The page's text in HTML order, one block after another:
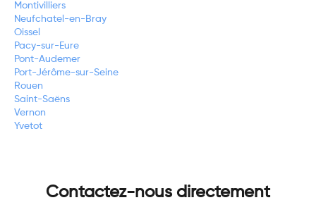
Montivilliers
Neufchatel-en-Bray
Oissel
Pacy-sur-Eure
Pont-Audemer
Port-Jérôme-sur-Seine
Rouen
Saint-Saëns
Vernon
Yvetot
Contactez-nous directement